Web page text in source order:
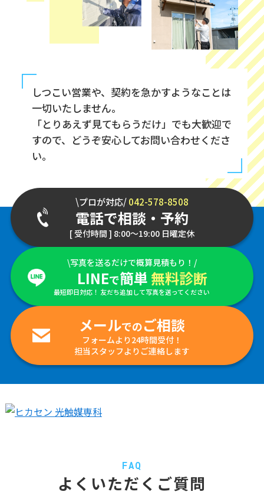
しつこい営業や、契約を急かすようなことは
一切いたしません。
「とりあえず見てもらうだけ」でも大歓迎で
すので、どうぞ安心してお問い合わせくださ
い。
\プロが対応/042-578-8508
電話で相談・予約
[ 受付時間 ] 8:00～19:00 日曜定休
\写真を送るだけで概算見積もり！/
LINEで簡単 無料診断
最短即日対応！ 友だち追加して写真を送ってください
メールでのご相談
フォームより24時間受付！
担当スタッフよりご連絡します
FAQ
よくいただくご質問